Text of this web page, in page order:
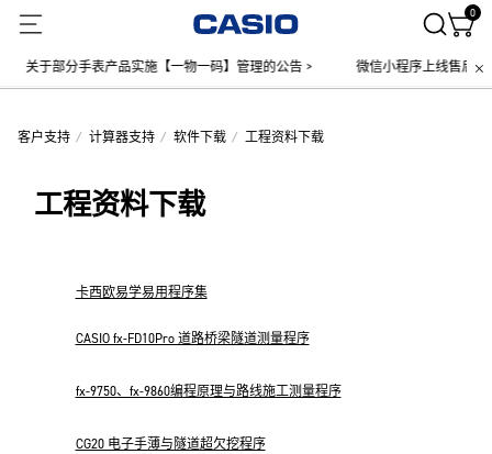
0
关于部分手表产品实施【一物一码】管理的公告 > 微信小程序上线售后服
客户支持 计算器支持 软件下载 工程资料下载
工程资料下载
卡西欧易学易用程序集
CASIO fx-FD10Pro 道路桥梁隧道测量程序
fx-9750、fx-9860编程原理与路线施工测量程序
CG20 电子手薄与隧道超欠挖程序